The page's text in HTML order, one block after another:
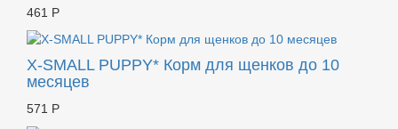
461 Р
X-SMALL PUPPY* Корм для щенков до 10
месяцев
571 Р